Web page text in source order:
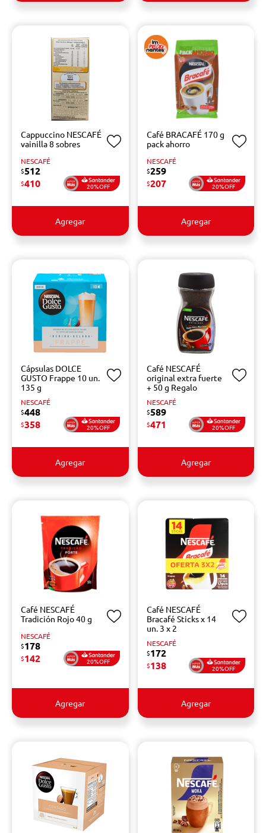
Cappuccino NESCAFÉ
vainilla 8 sobres
NESCAFÉ
$512
$410 20%OFF
Agregar
Café BRACAFÉ 170 g
pack ahorro
NESCAFÉ
$259
$207 20%OFF
Agregar
Cápsulas DOLCE
GUSTO Frappe 10 un.
135 g
NESCAFÉ
$448
$358 20%OFF
Agregar
Café NESCAFÉ
original extra fuerte
+ 50 g Regalo
NESCAFÉ
$589
$471 20%OFF
Agregar
Café NESCAFÉ
Tradición Rojo 40 g
NESCAFÉ
$178
$142 20%OFF
Agregar
Café NESCAFÉ
Bracafé Sticks x 14
un. 3 x 2
NESCAFÉ
$172
$138 20%OFF
Agregar